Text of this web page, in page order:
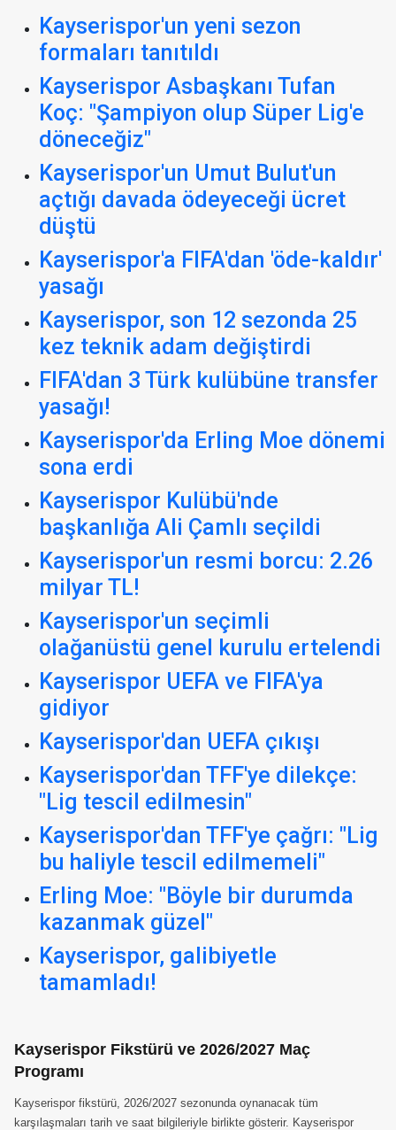
Kayserispor'un yeni sezon
formaları tanıtıldı
Kayserispor Asbaşkanı Tufan
Koç: "Şampiyon olup Süper Lig'e
döneceğiz"
Kayserispor'un Umut Bulut'un
açtığı davada ödeyeceği ücret
düştü
Kayserispor'a FIFA'dan 'öde-kaldır'
yasağı
Kayserispor, son 12 sezonda 25
kez teknik adam değiştirdi
FIFA'dan 3 Türk kulübüne transfer
yasağı!
Kayserispor'da Erling Moe dönemi
sona erdi
Kayserispor Kulübü'nde
başkanlığa Ali Çamlı seçildi
Kayserispor'un resmi borcu: 2.26
milyar TL!
Kayserispor'un seçimli
olağanüstü genel kurulu ertelendi
Kayserispor UEFA ve FIFA'ya
gidiyor
Kayserispor'dan UEFA çıkışı
Kayserispor'dan TFF'ye dilekçe:
"Lig tescil edilmesin"
Kayserispor'dan TFF'ye çağrı: "Lig
bu haliyle tescil edilmemeli"
Erling Moe: "Böyle bir durumda
kazanmak güzel"
Kayserispor, galibiyetle
tamamladı!
Kayserispor Fikstürü ve 2026/2027 Maç
Programı
Kayserispor fikstürü, 2026/2027 sezonunda oynanacak tüm
karşılaşmaları tarih ve saat bilgileriyle birlikte gösterir. Kayserispor